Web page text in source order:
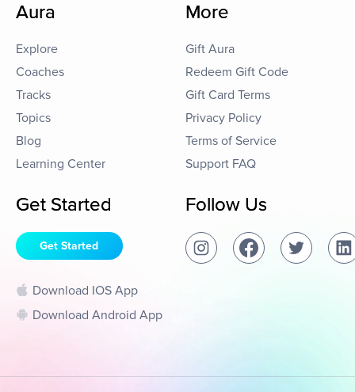
Aura
Explore
Coaches
Tracks
Topics
Blog
Learning Center
More
Gift Aura
Redeem Gift Code
Gift Card Terms
Privacy Policy
Terms of Service
Support FAQ
Get Started
Get Started
Download IOS App
Download Android App
Follow Us